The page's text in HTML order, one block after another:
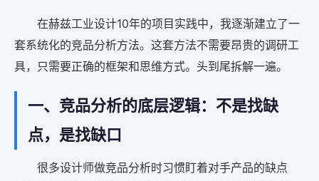
在赫兹工业设计10年的项目实践中，我逐渐建立了一
套系统化的竞品分析方法。这套方法不需要昂贵的调研工
具，只需要正确的框架和思维方式。头到尾拆解一遍。
一、竞品分析的底层逻辑：不是找缺
点，是找缺口
很多设计师做竞品分析时习惯盯着对手产品的缺点